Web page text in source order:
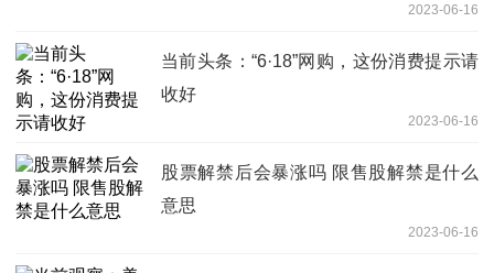
2023-06-16
当前头条：“6·18”网购，这份消费提示请
收好
2023-06-16
股票解禁后会暴涨吗 限售股解禁是什么
意思
2023-06-16